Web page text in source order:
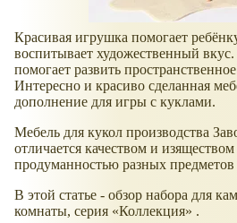
Красивая игрушка помогает
воспитывает художественный
помогает развить
Интересно и красиво сделанная
дополнение для игры с куклами.
Мебель для кукол производства
отличается качеством и
продуманностью разных предметов
В этой статье - обзор набора для
комнаты, серия
Коллекция .